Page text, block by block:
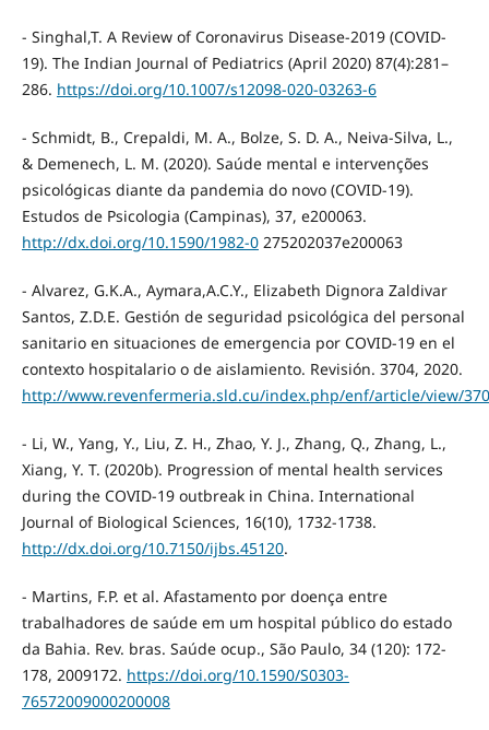
- Singhal,T. A Review of Coronavirus Disease-2019 (COVID-
19). The Indian Journal of Pediatrics (April 2020) 87(4):281–
286. https://doi.org/10.1007/s12098-020-03263-6
- Schmidt, B., Crepaldi, M. A., Bolze, S. D. A., Neiva-Silva, L.,
& Demenech, L. M. (2020). Saúde mental e intervenções
psicológicas diante da pandemia do novo (COVID-19).
Estudos de Psicologia (Campinas), 37, e200063.
http://dx.doi.org/10.1590/1982-0275202037e200063
- Alvarez, G.K.A., Aymara,A.C.Y., Elizabeth Dignora Zaldivar
Santos, Z.D.E. Gestión de seguridad psicológica del personal
sanitario en situaciones de emergencia por COVID-19 en el
contexto hospitalario o de aislamiento. Revisión. 3704, 2020.
http://www.revenfermeria.sld.cu/index.php/enf/article/view/
- Li, W., Yang, Y., Liu, Z. H., Zhao, Y. J., Zhang, Q., Zhang, L.,
Xiang, Y. T. (2020b). Progression of mental health services
during the COVID-19 outbreak in China. International
Journal of Biological Sciences, 16(10), 1732-1738.
http://dx.doi.org/10.7150/ijbs.45120.
- Martins, F.P. et al. Afastamento por doença entre
trabalhadores de saúde em um hospital público do estado
da Bahia. Rev. bras. Saúde ocup., São Paulo, 34 (120): 172-
178, 2009172. https://doi.org/10.1590/S0303-
76572009000200008